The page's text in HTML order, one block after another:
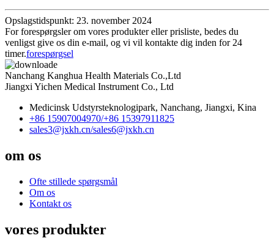
Opslagstidspunkt: 23. november 2024
For forespørgsler om vores produkter eller prisliste, bedes du
venligst give os din e-mail, og vi vil kontakte dig inden for 24
timer.forespørgsel
Nanchang Kanghua Health Materials Co.,Ltd
Jiangxi Yichen Medical Instrument Co., Ltd
Medicinsk Udstyrsteknologipark, Nanchang, Jiangxi, Kina
+86 15907004970/+86 15397911825
sales3@jxkh.cn/sales6@jxkh.cn
om os
Ofte stillede spørgsmål
Om os
Kontakt os
vores produkter